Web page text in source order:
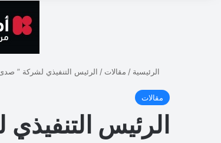
الرئيسية / مقالات / الرئيس التنفيذي لشركة ”
مقالات
الرئيس